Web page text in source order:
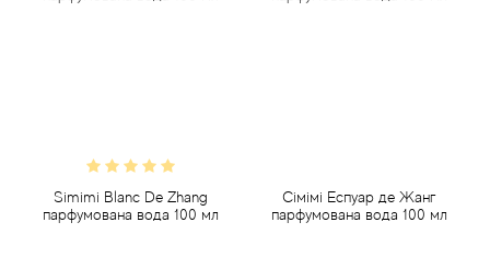
Simimi Blanc De Zhang
парфумована вода 100 мл
Сімімі Еспуар де Жанг
парфумована вода 100 мл
Anna Sui